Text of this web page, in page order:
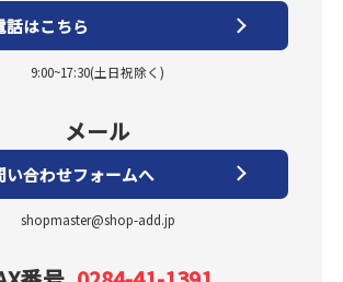
話はこちら
9:00~17:30(土日祝除く)
メール
い合わせフォームへ
shopmaster@shop-add.jp